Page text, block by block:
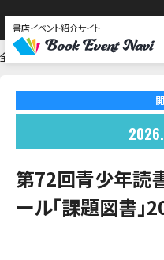
書店イベント紹介サイト
全国
2026
第72回青少年読
ール「課題図書」